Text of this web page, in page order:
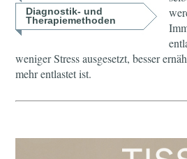
Diagnostik- und
Therapiemethoden
weniger Stress ausgesetzt, besser
mehr entlastet ist.